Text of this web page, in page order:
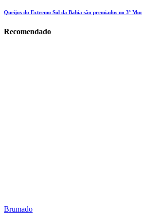
Queijos do Extremo Sul da Bahia são premiados no 3º
Recomendado
Brumado